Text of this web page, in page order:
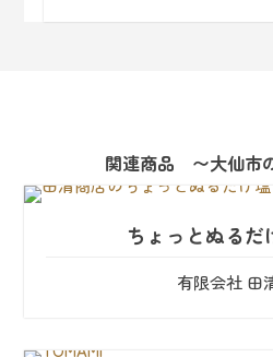
関連商品 〜大仙市
ちょっとぬるだ
有限会社 田